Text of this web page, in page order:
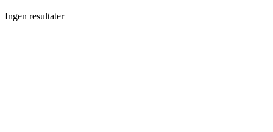
Ingen resultater